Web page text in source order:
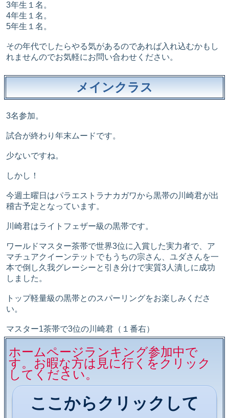
3年生１名。
4年生１名。
5年生１名。
その年代でしたらやる気があるのであれば入れ込むかもし
れませんのでお気軽にお問い合わせください。
メインクラス
3名参加。
試合が終わり年末ムードです。
少ないですね。
しかし！
今週土曜日はパラエストラナカガワから黒帯の川崎君が出
稽古予定となっています。
川崎君はライトフェザー級の黒帯です。
ワールドマスター茶帯で世界3位に入賞した実力者で、ア
マチュアクイーンテットでもうちの宗さん、ユダさんを一
本で倒し久我グレーシーと引き分けで実質3人潰しに成功
しました。
トップ軽量級の黒帯とのスパーリングをお楽しみくださ
い。
マスター1茶帯で3位の川崎君（１番右）
ホームページランキング参加中で
す。お暇な方は見に行くをクリック
してください。
ここからクリックして